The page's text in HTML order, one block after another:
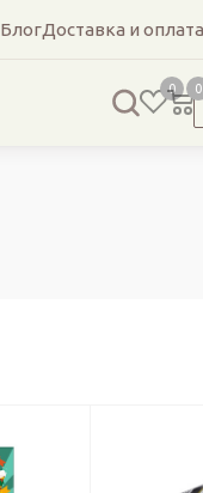
БлогДоставка и оплата
0 0